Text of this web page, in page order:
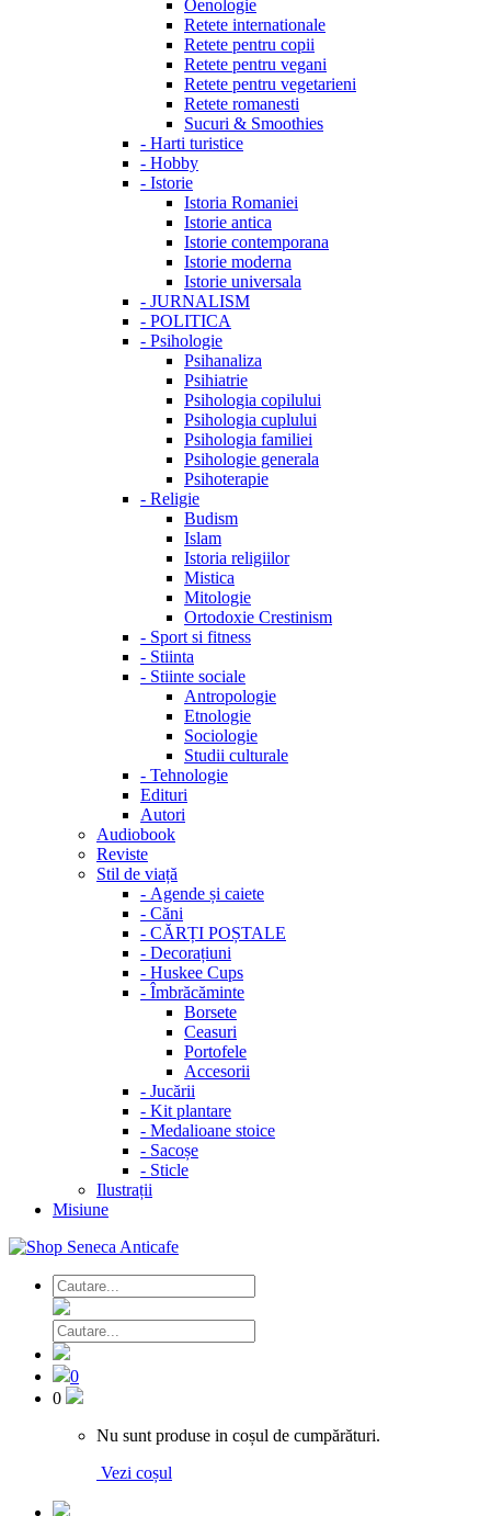
Oenologie
Retete internationale
Retete pentru copii
Retete pentru vegani
Retete pentru vegetarieni
Retete romanesti
Sucuri & Smoothies
- Harti turistice
- Hobby
- Istorie
Istoria Romaniei
Istorie antica
Istorie contemporana
Istorie moderna
Istorie universala
- JURNALISM
- POLITICA
- Psihologie
Psihanaliza
Psihiatrie
Psihologia copilului
Psihologia cuplului
Psihologia familiei
Psihologie generala
Psihoterapie
- Religie
Budism
Islam
Istoria religiilor
Mistica
Mitologie
Ortodoxie Crestinism
- Sport si fitness
- Stiinta
- Stiinte sociale
Antropologie
Etnologie
Sociologie
Studii culturale
- Tehnologie
Edituri
Autori
Audiobook
Reviste
Stil de viață
- Agende și caiete
- Căni
- CĂRȚI POȘTALE
- Decorațiuni
- Huskee Cups
- Îmbrăcăminte
Borsete
Ceasuri
Portofele
Accesorii
- Jucării
- Kit plantare
- Medalioane stoice
- Sacoșe
- Sticle
Ilustrații
Misiune
0
0
Nu sunt produse in coșul de cumpărături.
Vezi coșul